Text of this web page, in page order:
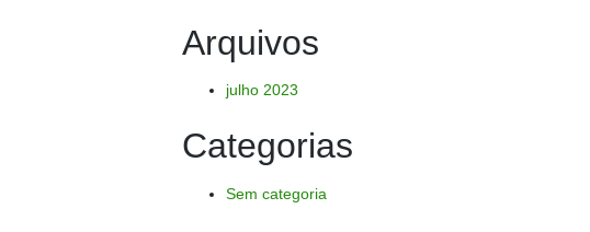
Arquivos
julho 2023
Categorias
Sem categoria